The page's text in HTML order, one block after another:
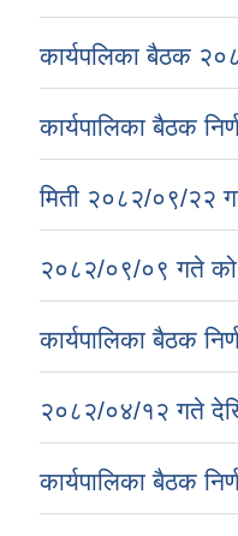
कार्यपलिका बैठक
कार्यपालिका बैठक
मिती २०८२/०९/२२
२०८२/०९/०९ गते को
कार्यपालिका बैठक
२०८२/०४/१२ गते
कार्यपालिका बैठक